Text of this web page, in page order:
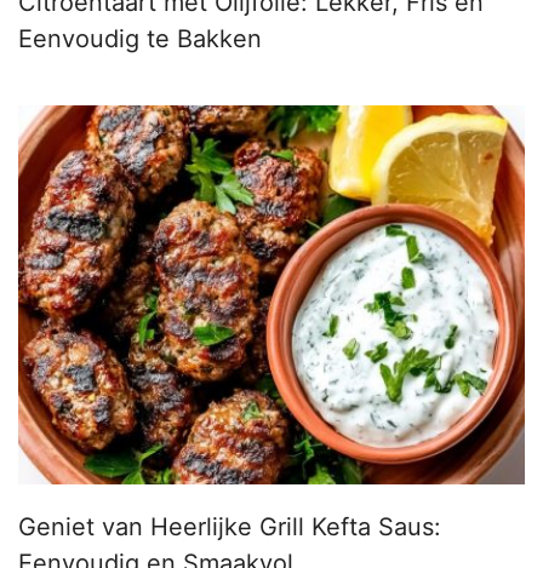
Eenvoudig te Bakken
Geniet van Heerlijke Grill Kefta Saus: